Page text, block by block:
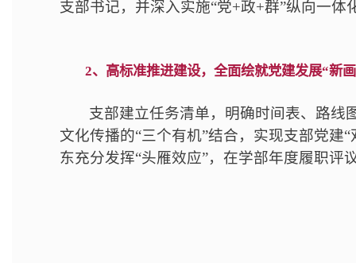
支部书记，并深入实施“党+政+群”纵向一
2、高标准推进建设，全面绘就党建发展“新
支部建立任务清单，明确时间表、路线
文化传播的“三个有机”结合，实现支部党建
东充分发挥“头雁效应”，在学部年度履职评